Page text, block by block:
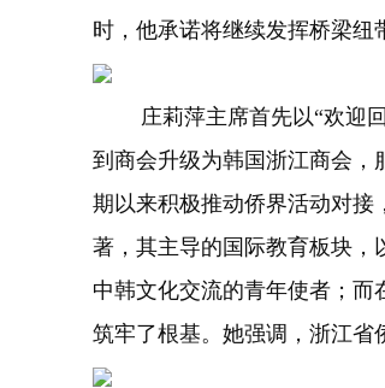
时，他承诺将继续发挥桥梁纽
庄莉萍主席首先以“欢迎回
到商会升级为韩国浙江商会，
期以来积极推动侨界活动对接
著，其主导的国际教育板块，
中韩文化交流的青年使者；
筑牢了根基。她强调，浙江省